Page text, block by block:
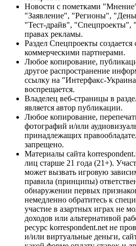
Новости с пометками
"Заявление", "Регионы",
"Тест-драйв", "Спецпроекты",
правах рекламы.
Раздел Спецпроекты создается
коммерческими партнерами.
Любое копирование,
другое распространение
ссылку на "Интерфакс-
воспрещается.
Владелец веб-страницы в
является автор публикации.
Любое копирование,
фотографий и/или
принадлежащих
запрещено.
Материалы сайта
лиц старше 21 года (21+).
может вызвать игровую
правила (принципы)
обнаружении первых
немедленно обратитесь к
участие в азартных играх не
доходов или альтернативой
ресурс korrespondent.net не
и/или виртуальные деньги,